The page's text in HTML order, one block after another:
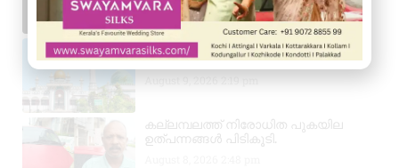
55-ാമത് കോട്ടുപ്പ ഉറൂസിന് ഒരുക്കങ്ങൾ
തുടങ്ങി
കല്ലമ്പലത്ത് നിരോധിത പുകയില
ഉത്പന്നങ്ങൾ പിടികൂടി.